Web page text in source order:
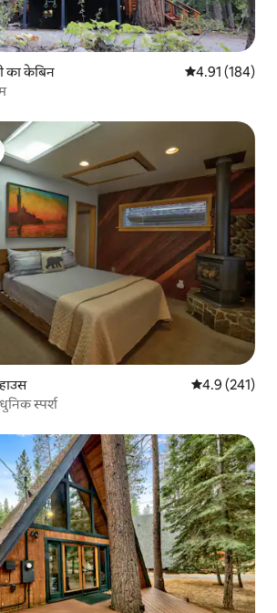
का केबिन औसत रेटिंग 5 में से
4.91 (184)
औसत रेटिंग 5 में
4.9 (241)
स्पर्श